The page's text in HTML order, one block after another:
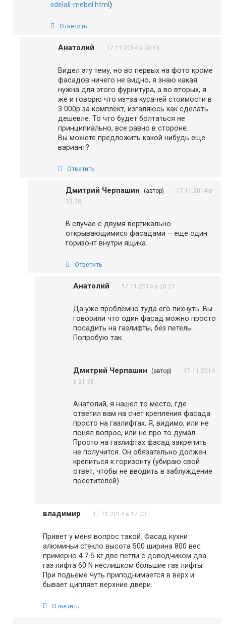
sdelali-mebel.html )
Ответить
Анатолий 17.11.2014 в 00:16
Видел эту тему, но во первых на фото кроме
фасадов ничего не видно, я знаю какая
нужна для этого фурнитура, а во вторых, я
же и говорю что из=за кусачей стоимости в
3 000р за комплект, изгаляюсь как сделать
дешевле. То что будет болтаться не
принципиально, все равно в стороне.
Вы можете предложить какой нибудь еще
вариант?
Ответить
Дмитрий Черпашин (автор)
17.11.2014 в
13:38
В случае с двумя вертикально
открывающимися фасадами – еще один
горизонт внутри ящика.
Ответить
Анатолий 17.11.2014 в 20:21
Да уже проблемно туда его пихнуть. Вы
говорили что один фасад можно просто
посадить на газлифты, без петель.
Попробую так.
Дмитрий Черпашин (автор)
17.11.2014
в 21:38
Анатолий, я нашел то место, где
ответил вам на счет крепления фасада
просто на газлифтах. Я, видимо, или не
понял вопрос, или не про то думал…
Просто на газлифтах фасад закрепить
не получится. Он обязательно должен
крепиться к горизонту (убираю свой
ответ, чтобы не вводить в заблуждение
посетителей).
владимир 17.11.2014 в 17:23
Привет у меня вопрос такой. Фасад кухни
алюминьи стекло высота 500 ширина 800 вес
примерно 4.7-5 кг.две петли с доводчиком два
газ лифта 60 N неслишком большие газ лифты.
При подьёме чуть приподнимается в верх и
бывает ципляет верхние двери.
Ответить